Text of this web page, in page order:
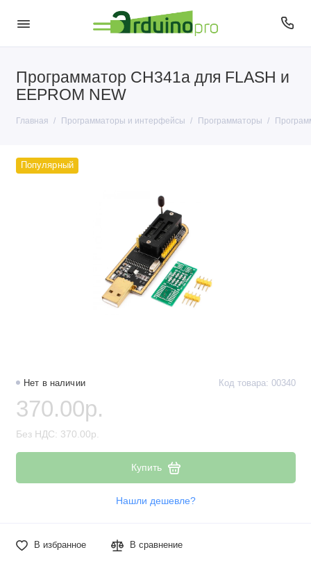
Программатор CH341a для FLASH и
EEPROM NEW
Главная Программаторы и интерфейсы Программаторы
RS232 и RS485
Популярный
Нет в наличии Код товара: 00340
370.00р.
Без НДС: 370.00р.
Купить
Нашли дешевле?
В избранное В сравнение